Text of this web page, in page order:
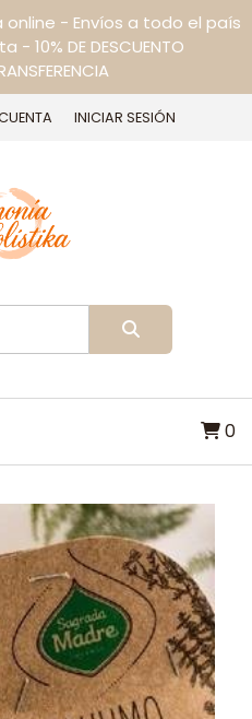
- Envíos a todo el país
10% DE DESCUENTO
INICIAR SESIÓN
0